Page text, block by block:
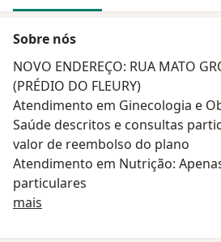
Sobre nós
NOVO ENDEREÇO: RUA MATO
(PRÉDIO DO FLEURY)
Atendimento em Ginecologia e
Saúde descritos e consultas
valor de reembolso do plano
Atendimento em Nutrição: Apenas consultas
particulares
mais